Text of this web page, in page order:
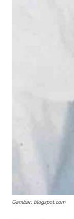
Gambar: blogspot.com